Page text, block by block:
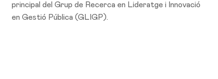
principal del Grup de Recerca en Lideratge i Innovació
en Gestió Pública (GLIGP).